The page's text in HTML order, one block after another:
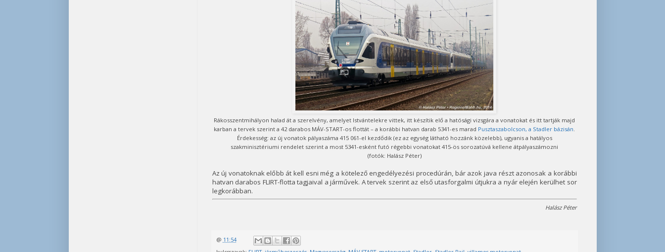
Rákosszentmihályon halad át a szerelvény, amelyet Istvántelekre vittek, itt készítik elő a hatósági vizsgára a vonatokat és itt tartják majd
karban a tervek szerint a 42 darabos MÁV-START-os flottát – a korábbi hatvan darab 5341-es marad Pusztaszabolcson, a Stadler bázisán.
Érdekesség: az új vonatok pályaszáma 415 061-el kezdődik (ez az egység látható hozzánk közelebb), ugyanis a hatályos
szakminisztériumi rendelet szerint a most 5341-esként futó régebbi vonatokat 415-ös sorozatúvá kellene átpályaszámozni
(fotók: Halász Péter)
Az új vonatoknak előbb át kell esni még a kötelező engedélyezési procedúrán, bár azok java részt azonosak a korábbi
hatvan darabos FLIRT-flotta tagjaival a járművek. A tervek szerint az első utasforgalmi útjukra a nyár elején kerülhet sor
legkorábban.
Halász Péter
@ 11:54